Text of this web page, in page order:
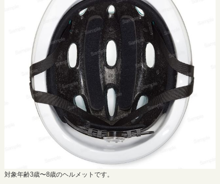
対象年齢3歳〜8歳のヘルメットです。